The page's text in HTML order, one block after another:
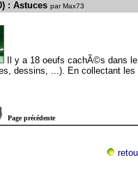
: Astuces par Max73
Il y a 18 oeufs cachÃ©s dans
dessins, ...). En collectant
Page précédente